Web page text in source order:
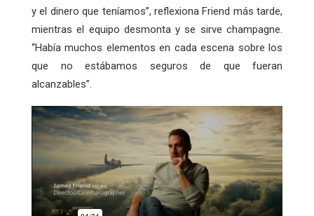
y el dinero que teníamos”, reflexiona Friend más tarde,
mientras el equipo desmonta y se sirve champagne.
“Había muchos elementos en cada escena sobre los
que no estábamos seguros de que fueran
alcanzables”.